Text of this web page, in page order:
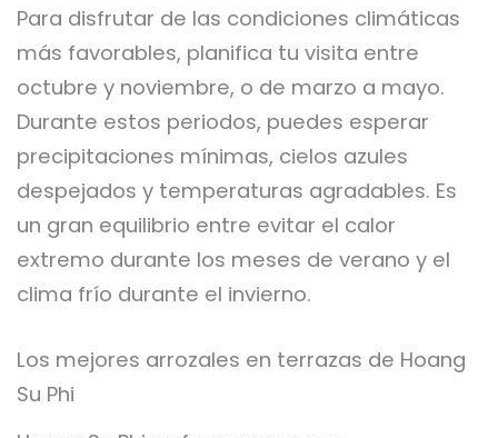
Para disfrutar de las condiciones climáticas
más favorables, planifica tu visita entre
octubre y noviembre, o de marzo a mayo.
Durante estos periodos, puedes esperar
precipitaciones mínimas, cielos azules
despejados y temperaturas agradables. Es
un gran equilibrio entre evitar el calor
extremo durante los meses de verano y el
clima frío durante el invierno.
Los mejores arrozales en terrazas de Hoang
Su Phi